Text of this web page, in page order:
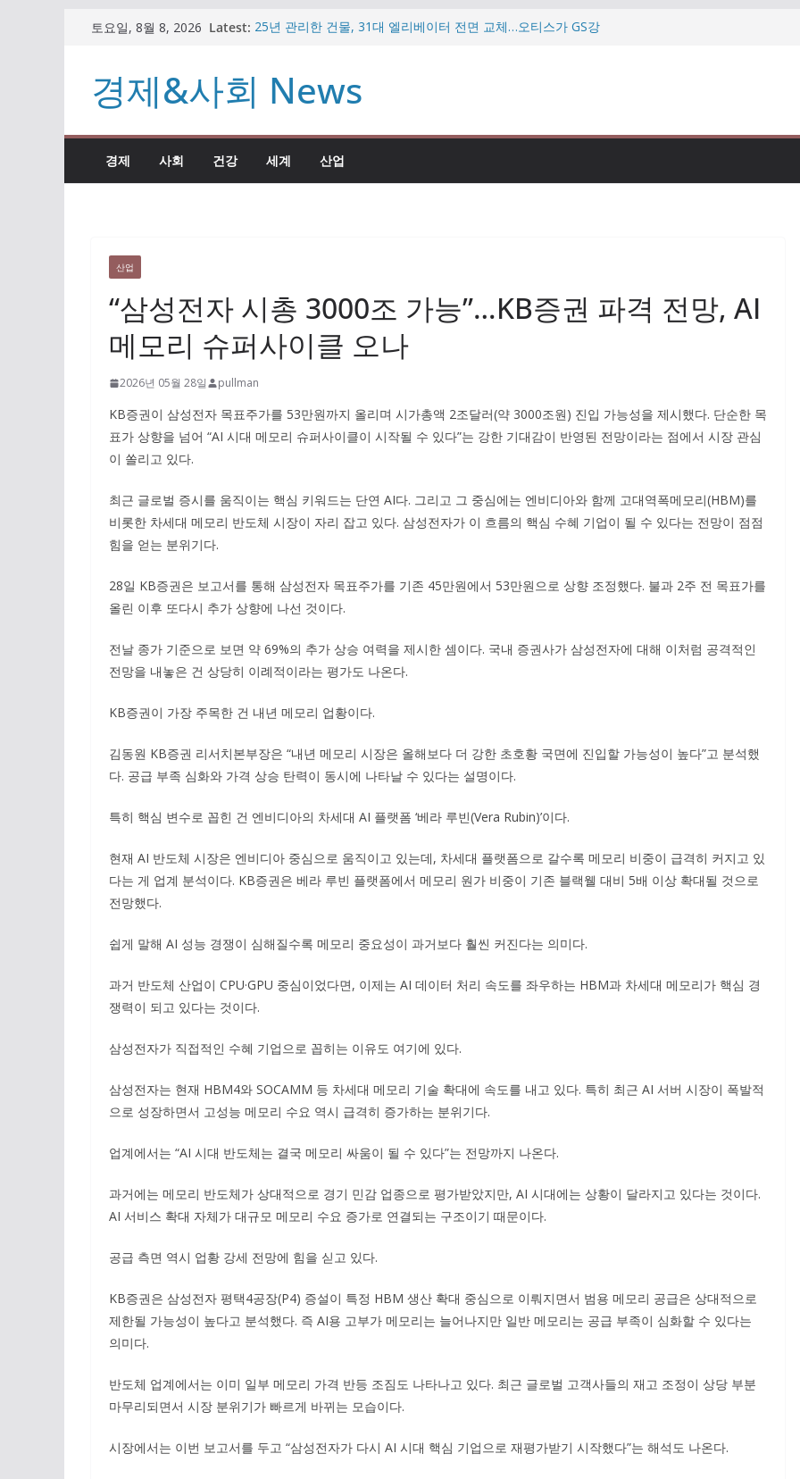
토요일, 8월 8, 2026 Latest: 25년 관리한 건물, 31대 엘리베이터 전면 교체…오티스가 GS강
가상자산 시장
임종룡 회장, 일본·대만 투자자 만난다…우리금융 “자본력·주주환
팥빙수·우베 디저트 인기인데…”미슐랭 맛집도 점검” 식약처 칼
빼든 이유
자동차 부품 기업의 변신…삼현, 북미 로봇 전시회서 휴머노이드
시장 공략
경제&사회 News
경제 사회 건강 세계 산업
산업
“삼성전자 시총 3000조 가능”…KB증권 파격 전망, AI
메모리 슈퍼사이클 오나
2026년 05월 28일 pullman
KB증권이 삼성전자 목표주가를 53만원까지 올리며 시가총액 2조달러(약 3000조원) 진입 가능성을 제시했다. 단순한 목
표가 상향을 넘어 “AI 시대 메모리 슈퍼사이클이 시작될 수 있다”는 강한 기대감이 반영된 전망이라는 점에서 시장 관심
이 쏠리고 있다.
최근 글로벌 증시를 움직이는 핵심 키워드는 단연 AI다. 그리고 그 중심에는 엔비디아와 함께 고대역폭메모리(HBM)를
비롯한 차세대 메모리 반도체 시장이 자리 잡고 있다. 삼성전자가 이 흐름의 핵심 수혜 기업이 될 수 있다는 전망이 점점
힘을 얻는 분위기다.
28일 KB증권은 보고서를 통해 삼성전자 목표주가를 기존 45만원에서 53만원으로 상향 조정했다. 불과 2주 전 목표가를
올린 이후 또다시 추가 상향에 나선 것이다.
전날 종가 기준으로 보면 약 69%의 추가 상승 여력을 제시한 셈이다. 국내 증권사가 삼성전자에 대해 이처럼 공격적인
전망을 내놓은 건 상당히 이례적이라는 평가도 나온다.
KB증권이 가장 주목한 건 내년 메모리 업황이다.
김동원 KB증권 리서치본부장은 “내년 메모리 시장은 올해보다 더 강한 초호황 국면에 진입할 가능성이 높다”고 분석했
다. 공급 부족 심화와 가격 상승 탄력이 동시에 나타날 수 있다는 설명이다.
특히 핵심 변수로 꼽힌 건 엔비디아의 차세대 AI 플랫폼 ‘베라 루빈(Vera Rubin)’이다.
현재 AI 반도체 시장은 엔비디아 중심으로 움직이고 있는데, 차세대 플랫폼으로 갈수록 메모리 비중이 급격히 커지고 있
다는 게 업계 분석이다. KB증권은 베라 루빈 플랫폼에서 메모리 원가 비중이 기존 블랙웰 대비 5배 이상 확대될 것으로
전망했다.
쉽게 말해 AI 성능 경쟁이 심해질수록 메모리 중요성이 과거보다 훨씬 커진다는 의미다.
과거 반도체 산업이 CPU·GPU 중심이었다면, 이제는 AI 데이터 처리 속도를 좌우하는 HBM과 차세대 메모리가 핵심 경
쟁력이 되고 있다는 것이다.
삼성전자가 직접적인 수혜 기업으로 꼽히는 이유도 여기에 있다.
삼성전자는 현재 HBM4와 SOCAMM 등 차세대 메모리 기술 확대에 속도를 내고 있다. 특히 최근 AI 서버 시장이 폭발적
으로 성장하면서 고성능 메모리 수요 역시 급격히 증가하는 분위기다.
업계에서는 “AI 시대 반도체는 결국 메모리 싸움이 될 수 있다”는 전망까지 나온다.
과거에는 메모리 반도체가 상대적으로 경기 민감 업종으로 평가받았지만, AI 시대에는 상황이 달라지고 있다는 것이다.
AI 서비스 확대 자체가 대규모 메모리 수요 증가로 연결되는 구조이기 때문이다.
공급 측면 역시 업황 강세 전망에 힘을 싣고 있다.
KB증권은 삼성전자 평택4공장(P4) 증설이 특정 HBM 생산 확대 중심으로 이뤄지면서 범용 메모리 공급은 상대적으로
제한될 가능성이 높다고 분석했다. 즉 AI용 고부가 메모리는 늘어나지만 일반 메모리는 공급 부족이 심화할 수 있다는
의미다.
반도체 업계에서는 이미 일부 메모리 가격 반등 조짐도 나타나고 있다. 최근 글로벌 고객사들의 재고 조정이 상당 부분
마무리되면서 시장 분위기가 빠르게 바뀌는 모습이다.
시장에서는 이번 보고서를 두고 “삼성전자가 다시 AI 시대 핵심 기업으로 재평가받기 시작했다”는 해석도 나온다.